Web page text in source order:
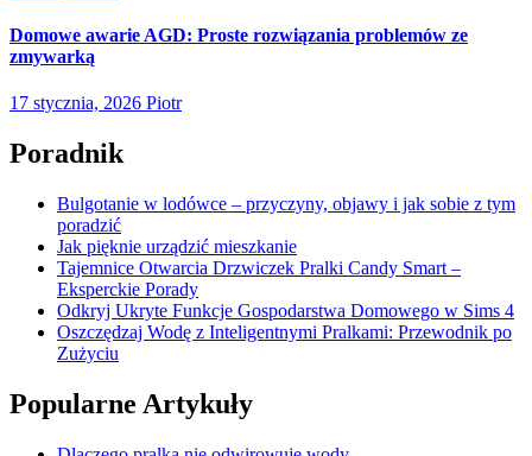
Domowe awarie AGD: Proste rozwiązania problemów ze
zmywarką
17 stycznia, 2026 Piotr
Poradnik
Bulgotanie w lodówce – przyczyny, objawy i jak sobie z tym
poradzić
Jak pięknie urządzić mieszkanie
Tajemnice Otwarcia Drzwiczek Pralki Candy Smart –
Eksperckie Porady
Odkryj Ukryte Funkcje Gospodarstwa Domowego w Sims 4
Oszczędzaj Wodę z Inteligentnymi Pralkami: Przewodnik po
Zużyciu
Popularne Artykuły